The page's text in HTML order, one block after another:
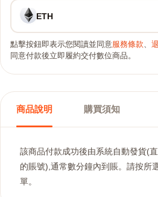
ETH
點擊按鈕即表示您閱讀並同意服務條款、
同意付款後立即履約交付數位商品。
商品說明 購買須知
該商品付款成功後由系統自動發貨(
的賬號),通常數分鐘內到賬。請按所
單。